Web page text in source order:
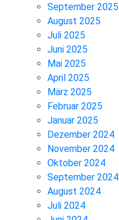
September 2025
August 2025
Juli 2025
Juni 2025
Mai 2025
April 2025
März 2025
Februar 2025
Januar 2025
Dezember 2024
November 2024
Oktober 2024
September 2024
August 2024
Juli 2024